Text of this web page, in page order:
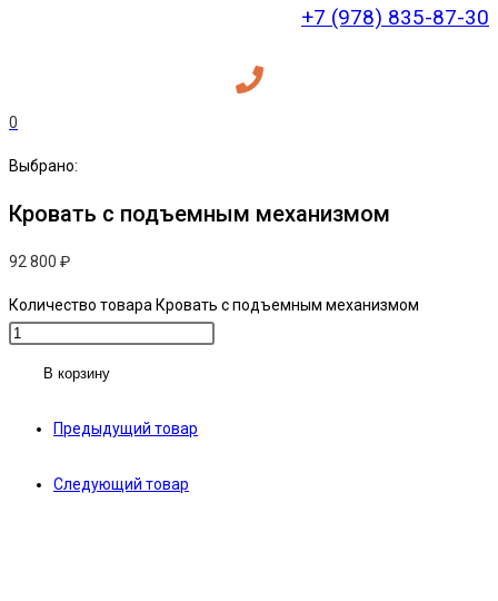
+7 (978) 835-87-30
0
Выбрано:
Кровать с подъемным механизмом
92 800 ₽
Количество товара Кровать с подъемным механизмом
В корзину
Предыдущий товар
Следующий товар